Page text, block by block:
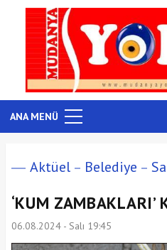
ANA MENÜ
Aktüel Belediye
‘KUM ZAMBAKLARI’
06.08.2024 - Salı 19:45